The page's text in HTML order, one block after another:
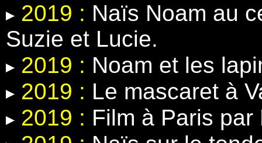
2019 : Naïs Noam au
Suzie et Lucie.
2019 : Noam et les
2019 : Le mascaret à
2019 : Film à Paris par